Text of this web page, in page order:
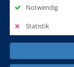
Notwendig
Statistik
Politik, Wissenschaft &
Internationales